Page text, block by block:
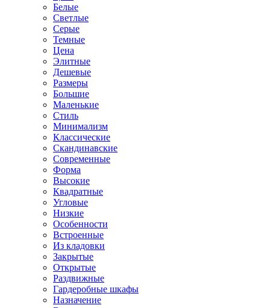
Белые
Светлые
Серые
Темные
Цена
Элитные
Дешевые
Размеры
Большие
Маленькие
Стиль
Минимализм
Классические
Скандинавские
Современные
Форма
Высокие
Квадратные
Угловые
Низкие
Особенности
Встроенные
Из кладовки
Закрытые
Открытые
Раздвижные
Гардеробные шкафы
Назначение